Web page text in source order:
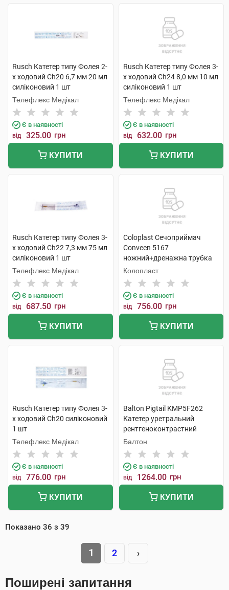
Rusch Катетер типу Фолея 2-
х ходовий Ch20 6,7 мм 20 мл
силіконовий 1 шт
Телефлекс Медікал
Є в наявності
від 325.00 грн
КУПИТИ
Rusch Катетер типу Фолея 3-
х ходовий Ch24 8,0 мм 10 мл
силіконовий 1 шт
Телефлекс Медікал
Є в наявності
від 632.00 грн
КУПИТИ
Rusch Катетер типу Фолея 3-
х ходовий Ch22 7,3 мм 75 мл
силіконовий 1 шт
Телефлекс Медікал
Є в наявності
від 687.50 грн
КУПИТИ
Coloplast Сечоприймач
Conveen 5167
ножний+дренажна трубка
50 см, 750 мл 10 шт
Колопласт
Є в наявності
від 756.00 грн
КУПИТИ
Rusch Катетер типу Фолея 3-
х ходовий Ch20 силіконовий
1 шт
Телефлекс Медікал
Є в наявності
від 776.00 грн
КУПИТИ
Balton Pigtail KMP5F262
Катетер уретральний
рентгеноконтрастний
подвійний 1 шт
Балтон
Є в наявності
від 1264.00 грн
КУПИТИ
Показано 36 з 39
1 2 ›
Поширені запитання